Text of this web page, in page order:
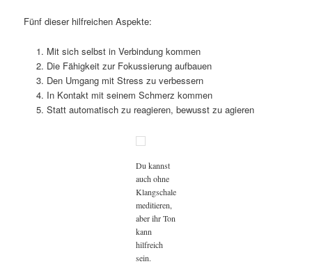
Fünf dieser hilfreichen Aspekte:
Mit sich selbst in Verbindung kommen
Die Fähigkeit zur Fokussierung aufbauen
Den Umgang mit Stress zu verbessern
In Kontakt mit seinem Schmerz kommen
Statt automatisch zu reagieren, bewusst zu agieren
Du kannst
auch ohne
Klangschale
meditieren,
aber ihr Ton
kann
hilfreich
sein.